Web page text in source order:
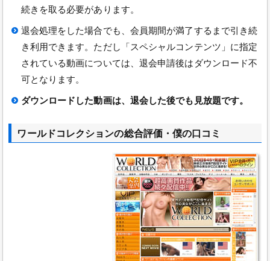
続きを取る必要があります。
退会処理をした場合でも、会員期間が満了するまで引き続
き利用できます。ただし「スペシャルコンテンツ」に指定
されている動画については、退会申請後はダウンロード不
可となります。
ダウンロードした動画は、退会した後でも見放題です。
ワールドコレクションの総合評価・僕の口コミ